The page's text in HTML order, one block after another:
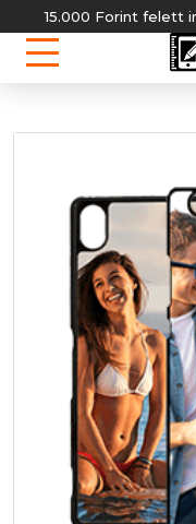
15.000 Forint felett